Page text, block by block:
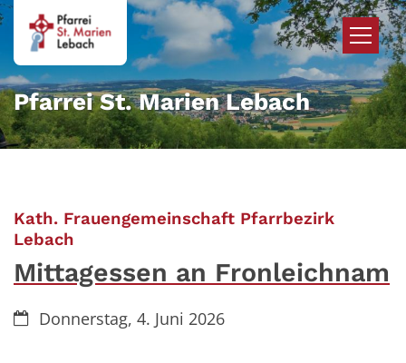
Zum Inhalt springen
Pfarrei St. Marien Lebach
Kath. Frauengemeinschaft Pfarrbezirk
Lebach
Mittagessen an Fronleichnam
Datum:Donnerstag, 4. Juni 2026